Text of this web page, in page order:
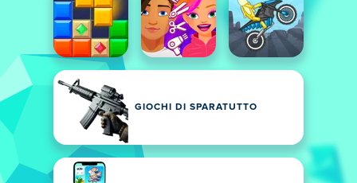
GIOCHI DI SPARATUTTO